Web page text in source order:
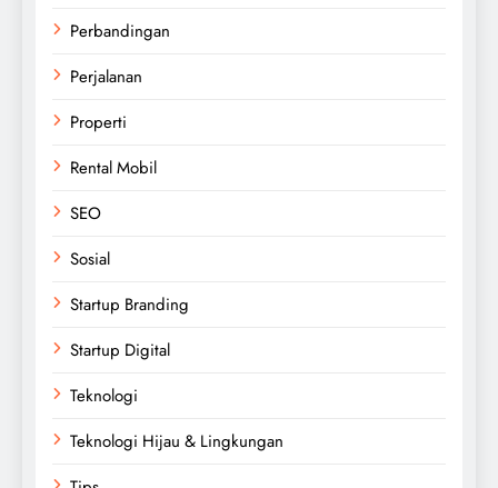
Perbandingan
Perjalanan
Properti
Rental Mobil
SEO
Sosial
Startup Branding
Startup Digital
Teknologi
Teknologi Hijau & Lingkungan